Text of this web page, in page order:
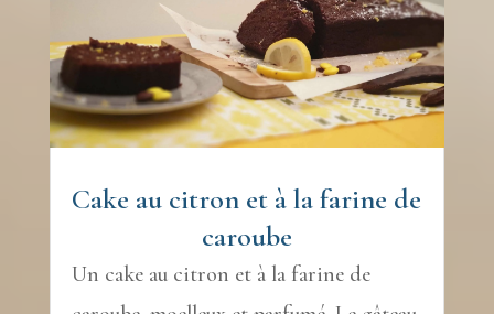
Cake au citron et à la farine de
caroube
Un cake au citron et à la farine de